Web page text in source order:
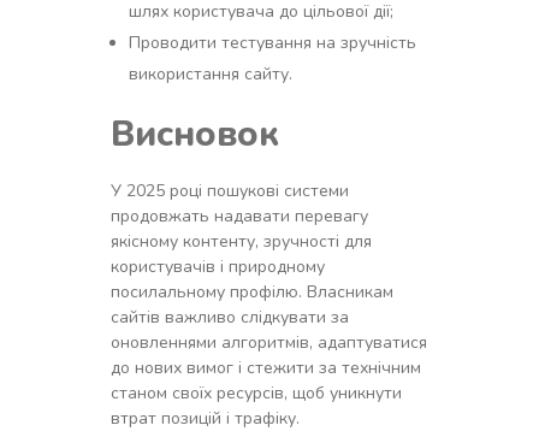
шлях користувача до цільової дії;
Проводити тестування на зручність
використання сайту.
Висновок
У 2025 році пошукові системи
продовжать надавати перевагу
якісному контенту, зручності для
користувачів і природному
посилальному профілю. Власникам
сайтів важливо слідкувати за
оновленнями алгоритмів, адаптуватися
до нових вимог і стежити за технічним
станом своїх ресурсів, щоб уникнути
втрат позицій і трафіку.